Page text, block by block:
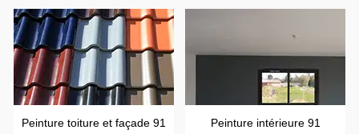
Peinture toiture et façade 91 Peinture intérieure 91